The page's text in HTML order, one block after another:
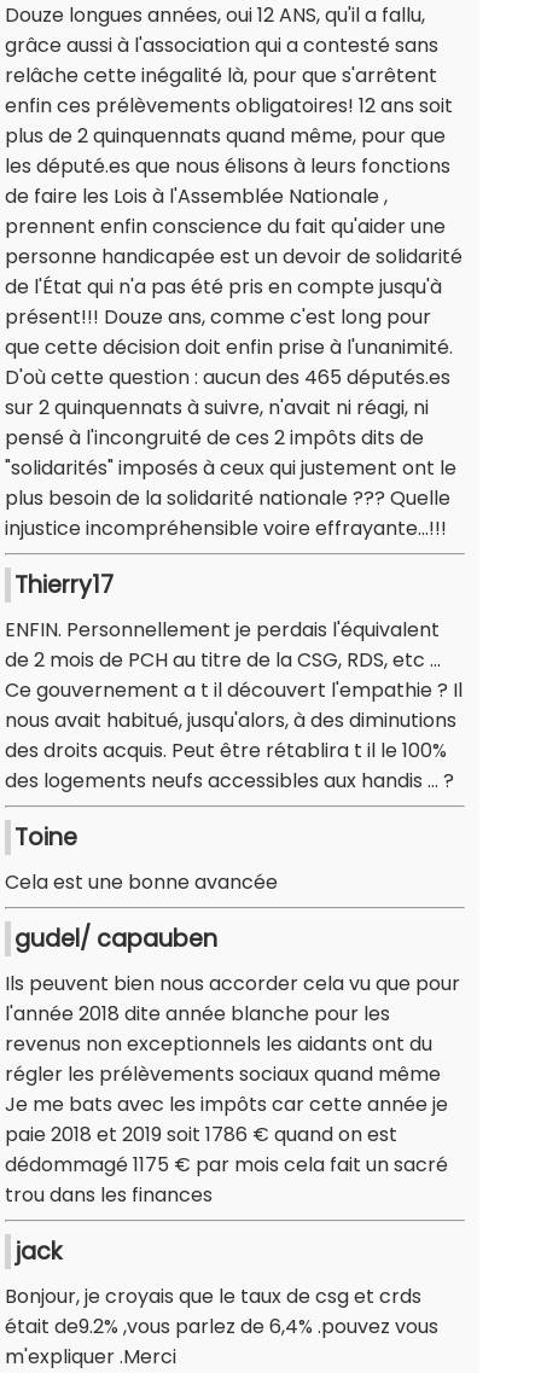
Douze longues années, oui 12 ANS, qu'il a fallu,
grâce aussi à l'association qui a contesté sans
relâche cette inégalité là, pour que s'arrêtent
enfin ces prélèvements obligatoires! 12 ans soit
plus de 2 quinquennats quand même, pour que
les député.es que nous élisons à leurs fonctions
de faire les Lois à l'Assemblée Nationale ,
prennent enfin conscience du fait qu'aider une
personne handicapée est un devoir de solidarité
de l'État qui n'a pas été pris en compte jusqu'à
présent!!! Douze ans, comme c'est long pour
que cette décision doit enfin prise à l'unanimité.
D'où cette question : aucun des 465 députés.es
sur 2 quinquennats à suivre, n'avait ni réagi, ni
pensé à l'incongruité de ces 2 impôts dits de
"solidarités" imposés à ceux qui justement ont le
plus besoin de la solidarité nationale ??? Quelle
injustice incompréhensible voire effrayante...!!!
Thierry17
ENFIN. Personnellement je perdais l'équivalent
de 2 mois de PCH au titre de la CSG, RDS, etc ...
Ce gouvernement a t il découvert l'empathie ? Il
nous avait habitué, jusqu'alors, à des diminutions
des droits acquis. Peut être rétablira t il le 100%
des logements neufs accessibles aux handis ... ?
Toine
Cela est une bonne avancée
gudel/ capauben
Ils peuvent bien nous accorder cela vu que pour
l'année 2018 dite année blanche pour les
revenus non exceptionnels les aidants ont du
régler les prélèvements sociaux quand même
Je me bats avec les impôts car cette année je
paie 2018 et 2019 soit 1786 € quand on est
dédommagé 1175 € par mois cela fait un sacré
trou dans les finances
jack
Bonjour, je croyais que le taux de csg et crds
était de9.2% ,vous parlez de 6,4% .pouvez vous
m'expliquer .Merci